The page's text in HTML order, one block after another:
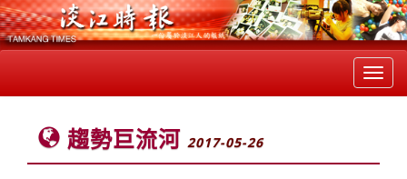
趨勢巨流河 2017-05-26